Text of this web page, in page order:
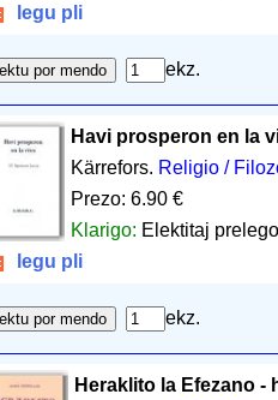
legu pli
ekz.
Havi prosperon en la
Kärrefors. Religio /
Prezo: 6.90 €
Klarigo: Elektitaj
legu pli
ekz.
Heraklito la Efezano